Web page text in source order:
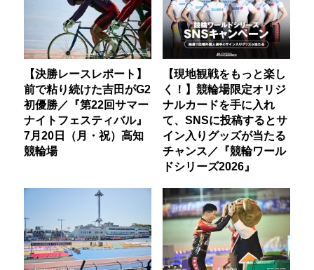
【決勝レースレポート】
前で粘り続けた吉田がG2
初優勝／『第22回サマー
ナイトフェスティバル』
7月20日（月・祝）高知
競輪場
【現地観戦をもっと楽し
く！】競輪場限定オリジ
ナルカードを手に入れ
て、SNSに投稿するとサ
イン入りグッズが当たる
チャンス／『競輪ワール
ドシリーズ2026』